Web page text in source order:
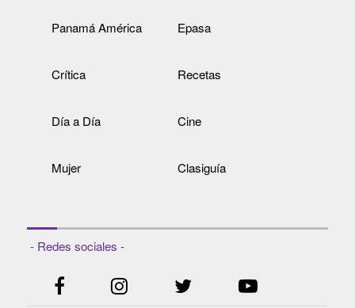
Panamá América Epasa
Crítica Recetas
Día a Día Cine
Mujer Clasiguía
- Redes sociales -